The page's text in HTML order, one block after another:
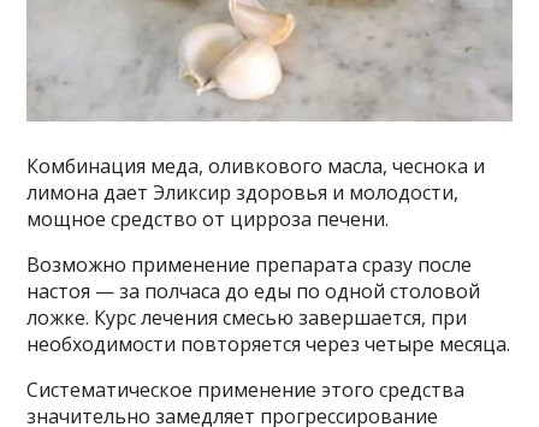
Комбинация меда, оливкового масла, чеснока и
лимона дает Эликсир здоровья и молодости,
мощное средство от цирроза печени.
Возможно применение препарата сразу после
настоя — за полчаса до еды по одной столовой
ложке. Курс лечения смесью завершается, при
необходимости повторяется через четыре месяца.
Систематическое применение этого средства
значительно замедляет прогрессирование